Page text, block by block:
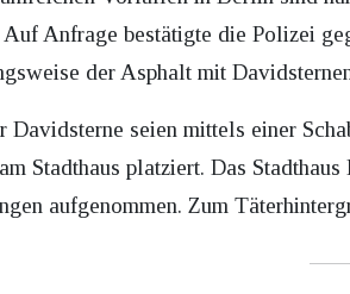
Anfrage bestätigte die Polizei
der Asphalt mit
Davidsterne seien mittels einer
Stadthaus platziert. Das
aufgenommen. Zum